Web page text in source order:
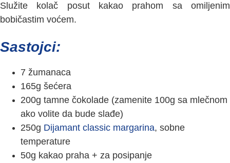
Služite kolač posut kakao prahom sa omiljenim
bobičastim voćem.
Sastojci:
7 žumanaca
165g šećera
200g tamne čokolade (zamenite 100g sa mlečnom
ako volite da bude slađe)
250g Dijamant classic margarina, sobne
temperature
50g kakao praha + za posipanje